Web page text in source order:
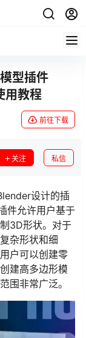
型插件
用教程
前往下载
关注 私信
设计的插
件允许用户基于
3D形状。对于
杂形状和细
户可以创建零
建高多边形模
围非常广泛。